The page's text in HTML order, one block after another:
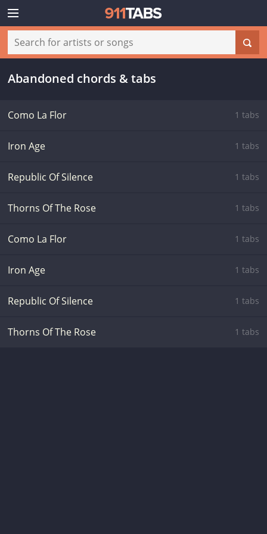
Abandoned chords & tabs
Como La Flor 1 tabs
Iron Age 1 tabs
Republic Of Silence 1 tabs
Thorns Of The Rose 1 tabs
Como La Flor 1 tabs
Iron Age 1 tabs
Republic Of Silence 1 tabs
Thorns Of The Rose 1 tabs